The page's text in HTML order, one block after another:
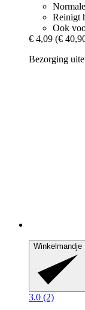
Reinigt
Ook
€ 4,09 (€
Bezorging
Winkelmandje
3.0 (2)